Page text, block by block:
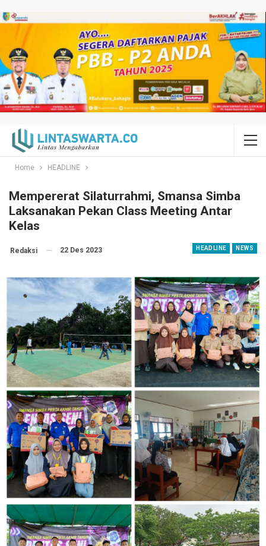
Home HEADLINE
Mempererat Silaturrahmi, Smansa Simba
Laksanakan Pekan Class Meeting Antar
Kelas
HEADLINE NEWS
Redaksi 22 Des 2023